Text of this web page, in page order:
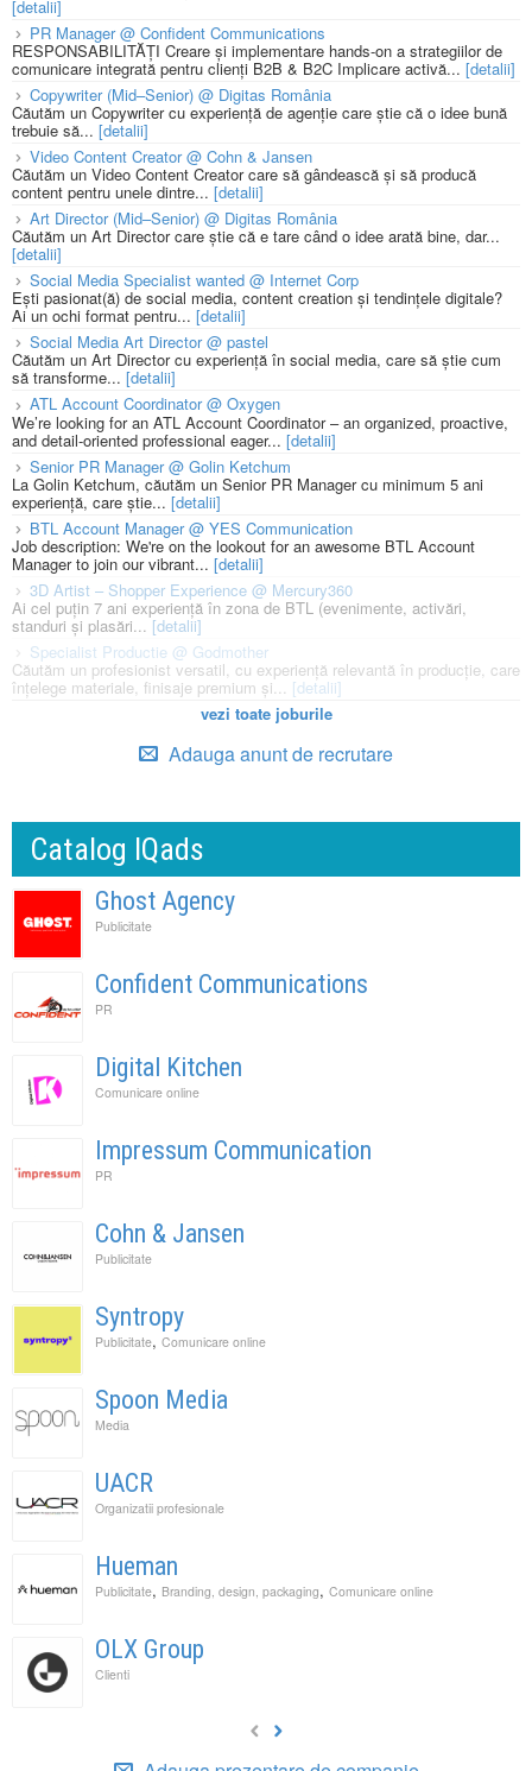
[detalii]
PR Manager @ Confident Communications
RESPONSABILITĂȚI Creare și implementare hands-on a strategiilor de
comunicare integrată pentru clienți B2B & B2C Implicare activă... [detalii]
Copywriter (Mid–Senior) @ Digitas România
Căutăm un Copywriter cu experiență de agenție care știe că o idee bună
trebuie să... [detalii]
Video Content Creator @ Cohn & Jansen
Căutăm un Video Content Creator care să gândească și să producă
content pentru unele dintre... [detalii]
Art Director (Mid–Senior) @ Digitas România
Căutăm un Art Director care știe că e tare când o idee arată bine, dar...
[detalii]
Social Media Specialist wanted @ Internet Corp
Ești pasionat(ă) de social media, content creation și tendințele digitale?
Ai un ochi format pentru... [detalii]
Social Media Art Director @ pastel
Căutăm un Art Director cu experiență în social media, care să știe cum
să transforme... [detalii]
ATL Account Coordinator @ Oxygen
We’re looking for an ATL Account Coordinator – an organized, proactive,
and detail-oriented professional eager... [detalii]
Senior PR Manager @ Golin Ketchum
La Golin Ketchum, căutăm un Senior PR Manager cu minimum 5 ani
experiență, care știe... [detalii]
BTL Account Manager @ YES Communication
Job description: We're on the lookout for an awesome BTL Account
Manager to join our vibrant... [detalii]
3D Artist – Shopper Experience @ Mercury360
Ai cel puțin 7 ani experiență în zona de BTL (evenimente, activări,
standuri și plasări...[detalii]
Specialist Productie @ Godmother
Căutăm un profesionist versatil, cu experiență relevantă în producție, care
înțelege materiale, finisaje premium și... [detalii]
vezi toate joburile
Adauga anunt de recrutare
Catalog IQads
Ghost Agency
Publicitate
Confident Communications
PR
Digital Kitchen
Comunicare online
Impressum Communication
PR
Cohn & Jansen
Publicitate
Syntropy
Publicitate, Comunicare online
Spoon Media
Media
UACR
Organizatii profesionale
Hueman
Publicitate, Branding, design, packaging, Comunicare online
OLX Group
Clienti